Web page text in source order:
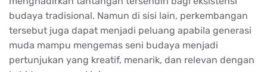
budaya tradisional. Namun di sisi lain, perkembangan
tersebut juga dapat menjadi peluang apabila generasi
muda mampu mengemas seni budaya menjadi
pertunjukan yang kreatif, menarik, dan relevan dengan